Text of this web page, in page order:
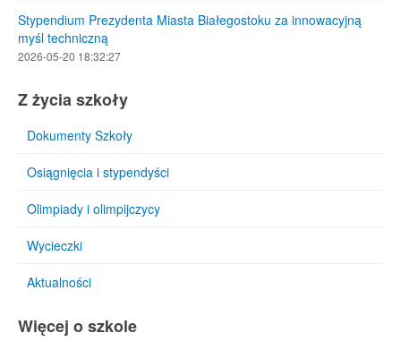
Stypendium Prezydenta Miasta Białegostoku za innowacyjną
myśl techniczną
2026-05-20 18:32:27
Z życia szkoły
Dokumenty Szkoły
Osiągnięcia i stypendyści
Olimpiady i olimpijczycy
Wycieczki
Aktualności
Więcej o szkole